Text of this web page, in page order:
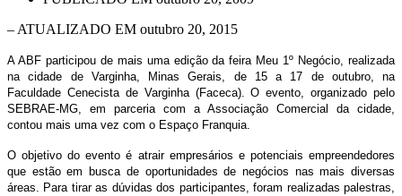
– ATUALIZADO EM outubro 20, 2015
A ABF participou de mais uma edição da feira Meu 1º Negócio, realizada
na cidade de Varginha, Minas Gerais, de 15 a 17 de outubro, na
Faculdade Cenecista de Varginha (Faceca). O evento, organizado pelo
SEBRAE-MG, em parceria com a Associação Comercial da cidade,
contou mais uma vez com o Espaço Franquia.
O objetivo do evento é atrair empresários e potenciais empreendedores
que estão em busca de oportunidades de negócios nas mais diversas
áreas. Para tirar as dúvidas dos participantes, foram realizadas palestras,